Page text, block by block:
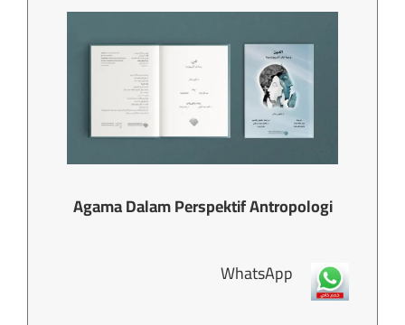
Agama Dalam Perspektif Antropologi
WhatsApp